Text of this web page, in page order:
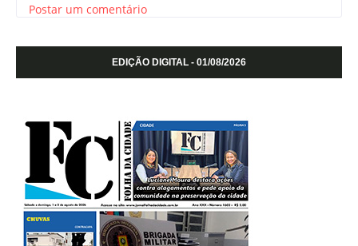
Postar um comentário
EDIÇÃO DIGITAL - 01/08/2026